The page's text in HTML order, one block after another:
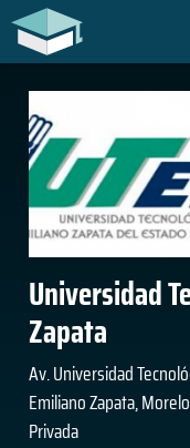
Universidad
Zapata
Av. Universidad
Emiliano Zapata,
Privada